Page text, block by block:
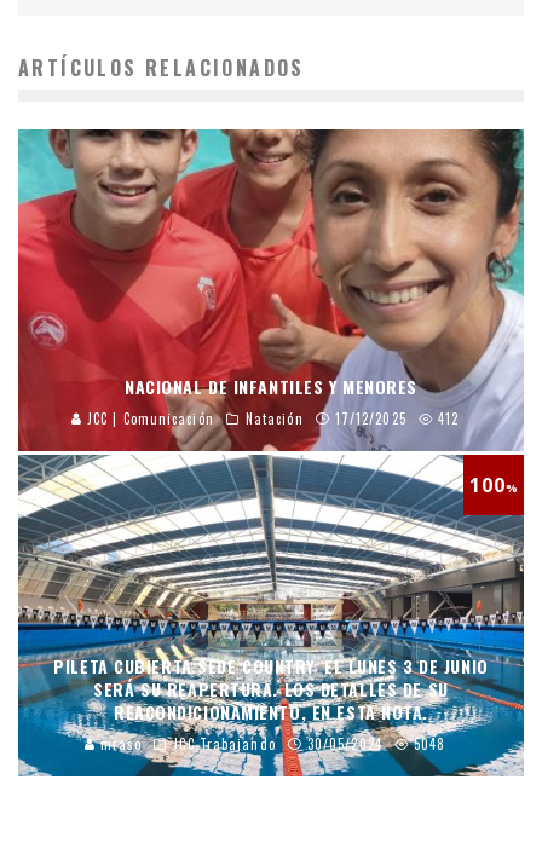
ARTÍCULOS RELACIONADOS
NACIONAL DE INFANTILES Y MENORES
JCC | Comunicación Natación 17/12/2025 412
100%
PILETA CUBIERTA SEDE COUNTRY: EL LUNES 3 DE JUNIO
SERÁ SU REAPERTURA. LOS DETALLES DE SU
REACONDICIONAMIENTO, EN ESTA NOTA.
mraso JCC Trabajando 30/05/2024 5048